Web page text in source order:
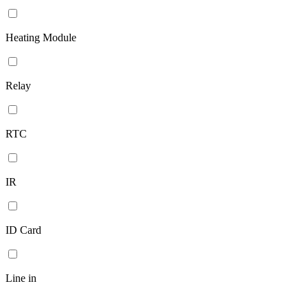
Heating Module
Relay
RTC
IR
ID Card
Line in